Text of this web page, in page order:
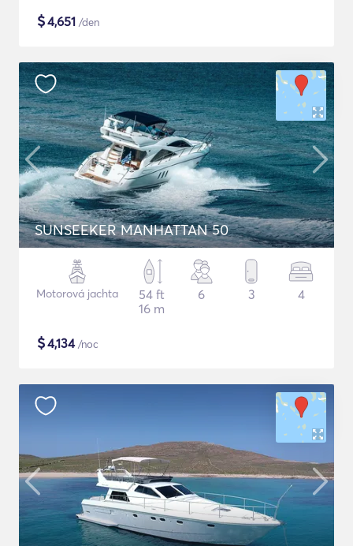
$4,651 /den
SUNSEEKER MANHATTAN 50
Motorová jachta
54 ft
16 m
6 3 4
$4,134/noc